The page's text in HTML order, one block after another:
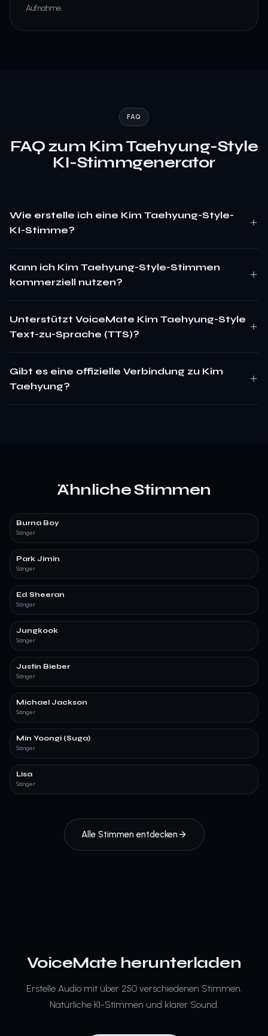
Aufnahme.
FAQ
FAQ zum Kim Taehyung-Style
KI-Stimmgenerator
Wie erstelle ich eine Kim Taehyung-Style-
KI-Stimme?
Kann ich Kim Taehyung-Style-Stimmen
kommerziell nutzen?
Unterstützt VoiceMate Kim Taehyung-Style
Text-zu-Sprache (TTS)?
Gibt es eine offizielle Verbindung zu Kim
Taehyung?
Ähnliche Stimmen
Burna Boy
Sänger
Park Jimin
Sänger
Ed Sheeran
Sänger
Jungkook
Sänger
Justin Bieber
Sänger
Michael Jackson
Sänger
Min Yoongi (Suga)
Sänger
Lisa
Sänger
Alle Stimmen entdecken
VoiceMate herunterladen
Erstelle Audio mit über 250 verschiedenen Stimmen.
Natürliche KI-Stimmen und klarer Sound.